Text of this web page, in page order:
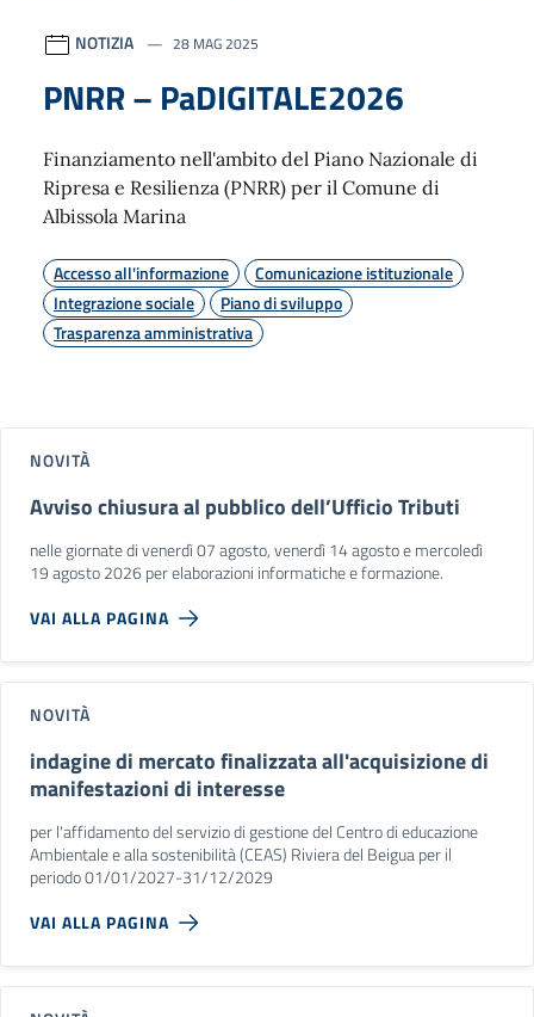
NOTIZIA 28 MAG 2025
PNRR – PaDIGITALE2026
Finanziamento nell'ambito del Piano Nazionale di
Ripresa e Resilienza (PNRR) per il Comune di
Albissola Marina
Accesso all'informazione
Comunicazione istituzionale
Integrazione sociale
Piano di sviluppo
Trasparenza amministrativa
NOVITÀ
Avviso chiusura al pubblico dell’Ufficio Tributi
nelle giornate di venerdì 07 agosto, venerdì 14 agosto e mercoledì
19 agosto 2026 per elaborazioni informatiche e formazione.
VAI ALLA PAGINA
NOVITÀ
indagine di mercato finalizzata all'acquisizione di
manifestazioni di interesse
per l'affidamento del servizio di gestione del Centro di educazione
Ambientale e alla sostenibilità (CEAS) Riviera del Beigua per il
periodo 01/01/2027-31/12/2029
VAI ALLA PAGINA